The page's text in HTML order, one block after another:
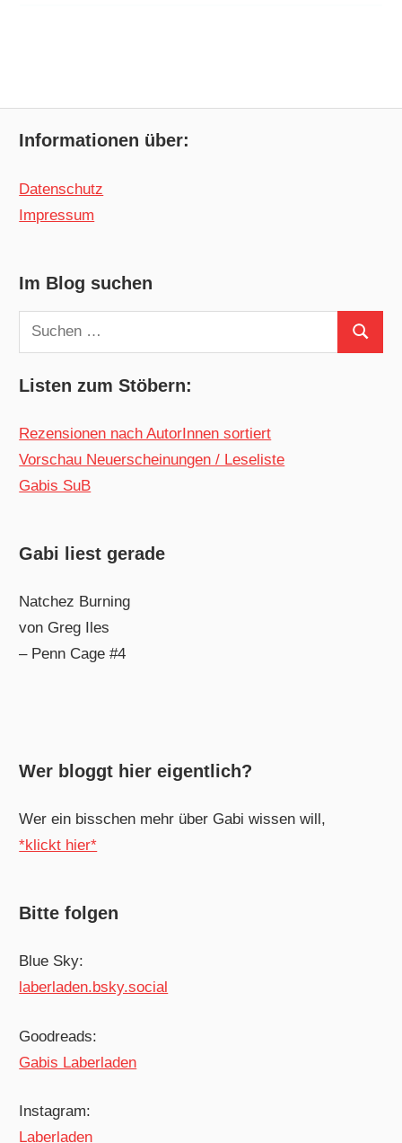
Informationen über:
Datenschutz
Impressum
Im Blog suchen
Suchen
nach:
Suchen
Listen zum Stöbern:
Rezensionen nach AutorInnen sortiert
Vorschau Neuerscheinungen / Leseliste
Gabis SuB
Gabi liest gerade
Natchez Burning
von Greg Iles
– Penn Cage #4
Wer bloggt hier eigentlich?
Wer ein bisschen mehr über Gabi wissen will,
*klickt hier*
Bitte folgen
Blue Sky:
laberladen.bsky.social
Goodreads:
Gabis Laberladen
Instagram:
Laberladen